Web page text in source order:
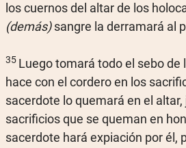
los cuernos del altar de los
(demás)sangre la derramará al
35 Luego tomará todo el sebo de
hace con el cordero en los
sacerdote lo quemará en el
sacrificios que se queman en
sacerdote hará expiación por él,